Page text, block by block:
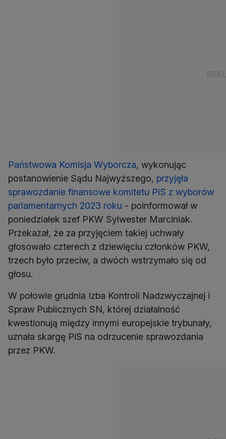
Państwowa Komisja Wyborcza, wykonując
postanowienie Sądu Najwyższego, przyjęła
sprawozdanie finansowe komitetu PiS z wyborów
parlamentarnych 2023 roku - poinformował w
poniedziałek szef PKW Sylwester Marciniak.
Przekazał, że za przyjęciem takiej uchwały
głosowało czterech z dziewięciu członków PKW,
trzech było przeciw, a dwóch wstrzymało się od
głosu.
W połowie grudnia Izba Kontroli Nadzwyczajnej i
Spraw Publicznych SN, której działalność
kwestionują między innymi europejskie trybunały,
uznała skargę PiS na odrzucenie sprawozdania
przez PKW.